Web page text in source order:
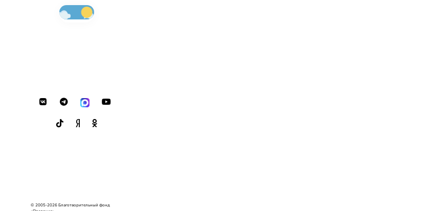
© 2005-2026 Благотворительный фонд